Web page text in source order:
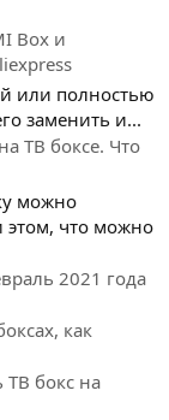
Box и
или полностью
заменить и...
ТВ боксе. Что
можно
этом, что можно
2021 года
как
ТВ бокс на